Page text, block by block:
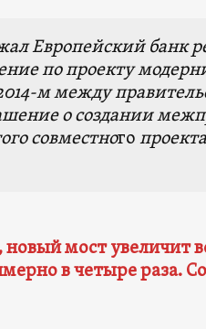
Европейский банк
по проекту
м между
о создании
совместного
мост увеличит
в четыре раза.